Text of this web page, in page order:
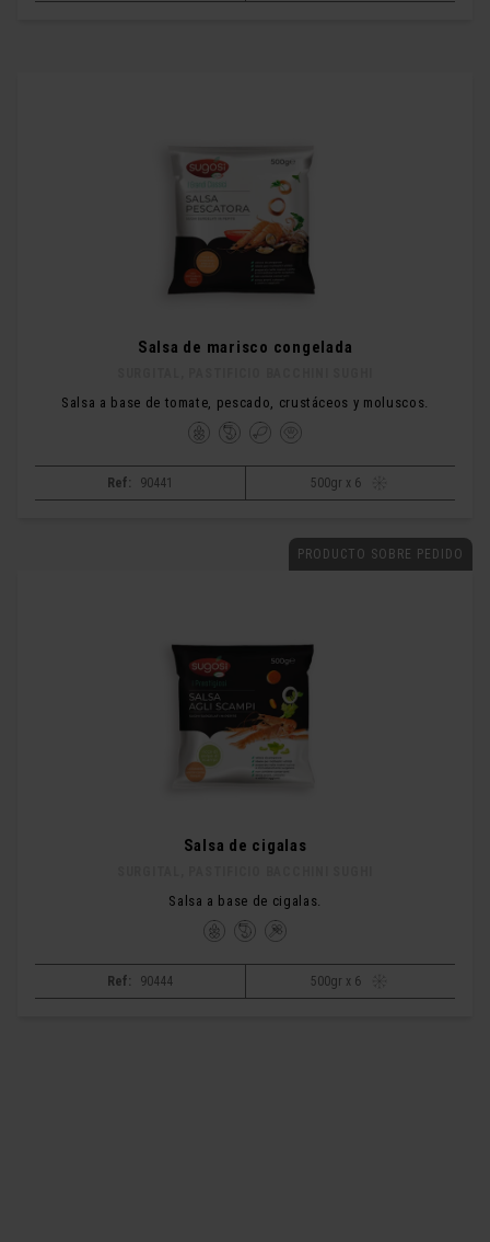
Salsa de marisco congelada
Salsa a base de tomate, pescado, crustáceos y moluscos.
Ref: 90441 500gr x 6
PRODUCTO SOBRE PEDIDO
Salsa de cigalas
Salsa a base de cigalas.
Ref: 90444 500gr x 6